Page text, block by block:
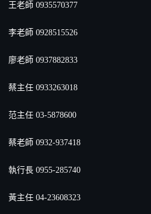
王老師 0935570377
李老師 0928515526
廖老師 0937882833
蔡主任 0933263018
范主任 03-5878600
蔡老師 0932-937418
執行長 0955-285740
黃主任 04-23608323